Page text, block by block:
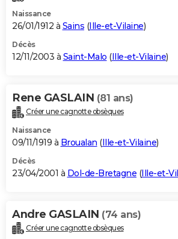
Naissance
26/01/1912 à Sains (Ille-et-Vilaine)
Décès
12/11/2003 à Saint-Malo (Ille-et-Vilaine)
Rene GASLAIN (81 ans)
Créer une cagnotte obsèques
Naissance
09/11/1919 à Broualan (Ille-et-Vilaine)
Décès
23/04/2001 à Dol-de-Bretagne (Ille-et-
Andre GASLAIN (74 ans)
Créer une cagnotte obsèques